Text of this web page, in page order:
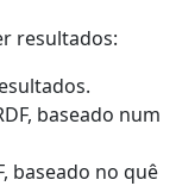
resultados:
baseado num
baseado no quê